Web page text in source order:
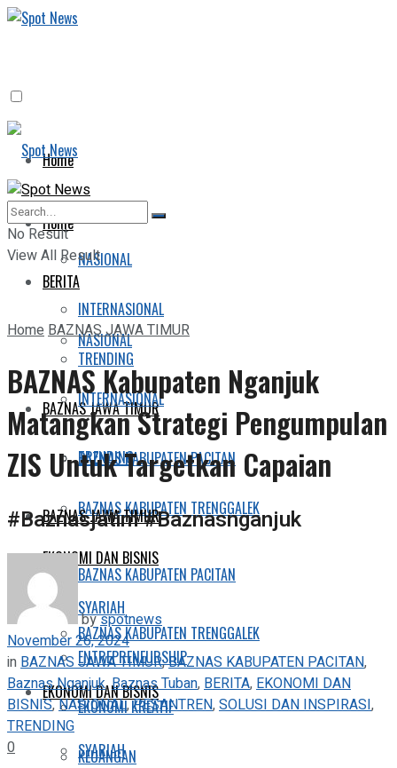
Home
BERITA
NASIONAL
INTERNASIONAL
TRENDING
BAZNAS JAWA TIMUR
BAZNAS KABUPATEN PACITAN
BAZNAS KABUPATEN TRENGGALEK
EKONOMI DAN BISNIS
SYARIAH
ENTREPRENEURSHIP
EKONOMI KREATIF
KEUANGAN
Home
BERITA
NASIONAL
INTERNASIONAL
TRENDING
BAZNAS JAWA TIMUR
BAZNAS KABUPATEN PACITAN
BAZNAS KABUPATEN TRENGGALEK
EKONOMI DAN BISNIS
SYARIAH
No Result
View All Result
HomeBAZNAS JAWA TIMUR
BAZNAS Kabupaten Nganjuk
Matangkan Strategi Pengumpulan
ZIS Untuk Targetkan Capaian
#Baznasjatim #Baznasnganjuk
byspotnews
November 26, 2024
in BAZNAS JAWA TIMUR,BAZNAS KABUPATEN PACITAN,
Baznas Nganjuk,Baznas Tuban, BERITA, EKONOMI DAN
BISNIS,NASIONAL,PESANTREN,SOLUSI DAN INSPIRASI,
TRENDING
0